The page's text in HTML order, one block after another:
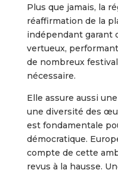
Plus que jamais, la
réaffirmation de la
indépendant garant
vertueux,
de nombreux
nécessaire.
Elle assure aussi
une diversité des
est fondamentale
démocratique.
compte de cette
revus à la hausse.